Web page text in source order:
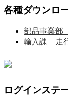
各種ダウンロ
部品事業部
輸入課 走
ログインステ